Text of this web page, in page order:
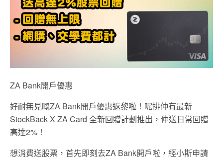
ZA Bank開戶優惠
好耐無見嘅ZA Bank開戶優惠返黎啦！呢排仲有最新
StockBack X ZA Card 全新回贈計劃推出，仲送日常回贈
高達2%！
想消費送股票，首先即刻去ZA Bank開戶啦，經小斯申請